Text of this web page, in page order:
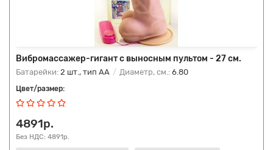
Вибромассажер-гигант с выносным пультом - 27 см.
Батарейки: 2 шт., тип AA Диаметр, см.: 6.80
Цвет/размер:
4891р.
Без НДС: 4891р.